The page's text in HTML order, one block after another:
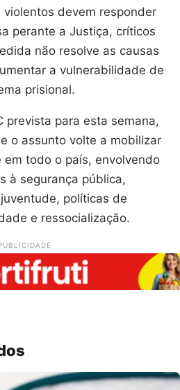
devem responder
perante a Justiça, críticos
não resolve as causas
a vulnerabilidade de
prisional.
prevista para esta semana,
o assunto volte a mobilizar
em todo o país, envolvendo
à segurança pública,
políticas de
e ressocialização.